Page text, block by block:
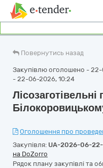
Повернутись назад
Закупівлю оголошено - 22-
- 22-06-2026, 10:24
Оголошення про
Закупівля: UA-2026-06-
на DoZorro
Рядок плану закупівлі та